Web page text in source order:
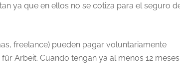
ya que en ellos no se cotiza para el seguro
freelance) pueden pagar voluntariamente
Arbeit. Cuando tengan ya al menos 12 meses